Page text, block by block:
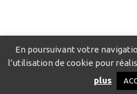
Catalogue pour localiser les
Politique de
En poursuivant votre
l’utilisation de cookie pour
plus